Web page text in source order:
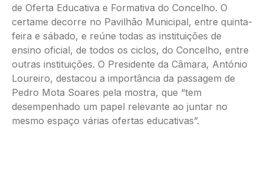
de Oferta Educativa e Formativa do Concelho. O
certame decorre no Pavilhão Municipal, entre quinta-
feira e sábado, e reúne todas as instituições de
ensino oficial, de todos os ciclos, do Concelho, entre
outras instituições. O Presidente da Câmara, António
Loureiro, destacou a importância da passagem de
Pedro Mota Soares pela mostra, que “tem
desempenhado um papel relevante ao juntar no
mesmo espaço várias ofertas educativas”.